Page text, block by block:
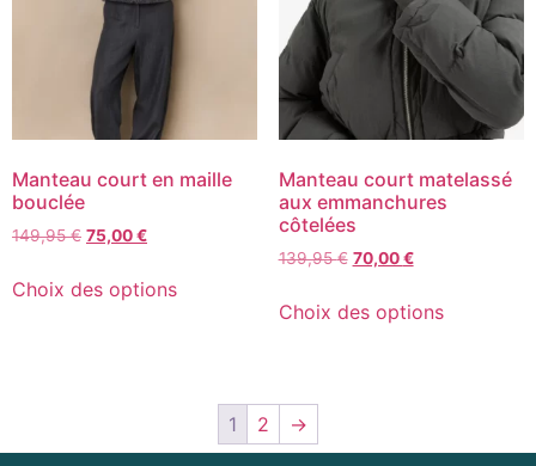
Manteau court en maille
bouclée
149,95€ 75,00€
Choix des options
Manteau court matelassé
aux emmanchures
côtelées
139,95€ 70,00€
Choix des options
1 2 →